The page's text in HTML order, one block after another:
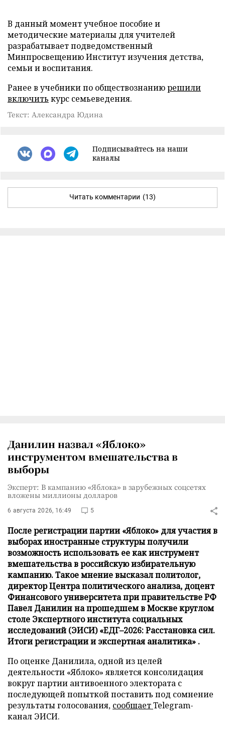
В данный момент учебное пособие и
методические материалы для учителей
разрабатывает подведомственный
Минпросвещению Институт изучения детства,
семьи и воспитания.
Ранее в учебники по обществознаниюрешили
включить курс семьеведения.
Текст: Александра Юдина
Подписывайтесь на наши
каналы
Читать комментарии (13)
Данилин назвал «Яблоко»
инструментом вмешательства в
выборы
Эксперт: В кампанию «Яблока» в зарубежных соцсетях
вложены миллионы долларов
6 августа 2026, 16:49 5
После регистрации партии «Яблоко» для участия в
выборах иностранные структуры получили
возможность использовать ее как инструмент
вмешательства в российскую избирательную
кампанию. Такое мнение высказал политолог,
директор Центра политического анализа, доцент
Финансового университета при правительстве РФ
Павел Данилин на прошедшем в Москве круглом
столе Экспертного института социальных
исследований (ЭИСИ) «ЕДГ–2026: Расстановка сил.
Итоги регистрации и экспертная аналитика» .
По оценке Данилила, одной из целей
деятельности «Яблоко» является консолидация
вокруг партии антивоенного электората с
последующей попыткой поставить под сомнение
результаты голосования, сообщаетTelegram-
канал ЭИСИ.